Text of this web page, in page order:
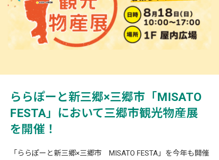
ららぽーと新三郷×三郷市「MISATO
FESTA」において三郷市観光物産展
を開催！
「ららぽーと新三郷×三郷市 MISATO FESTA」を今年も開催